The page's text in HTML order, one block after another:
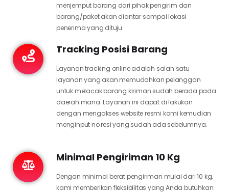
menjemput barang dari pihak pengirim dan
barang/paket akan diantar sampai lokasi
penerima yang dituju.
Tracking Posisi Barang
Layanan tracking online adalah salah satu
layanan yang akan memudahkan pelanggan
untuk melacak barang kiriman sudah berada pada
daerah mana. Layanan ini dapat di lakukan
dengan mengakses website resmi kami kemudian
menginput no resi yang sudah ada sebelumnya.
Minimal Pengiriman 10 Kg
Dengan minimal berat pengiriman mulai dari 10 kg,
kami memberikan fleksibilitas yang Anda butuhkan.